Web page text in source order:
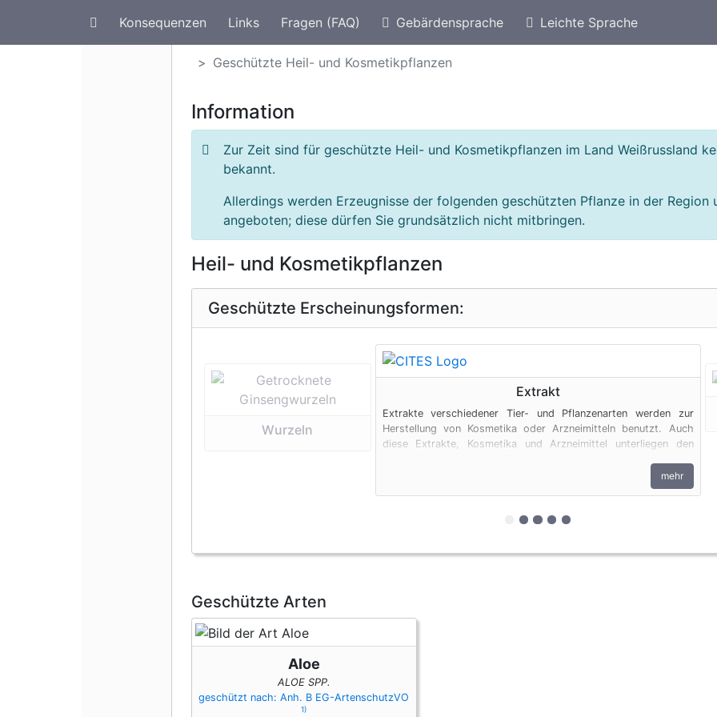
Konsequenzen Links Fragen (FAQ) Gebärdensprache Leichte Sprache
Geschützte Heil- und Kosmetikpflanzen
Information
Zur Zeit sind für geschützte Heil- und Kosmetikpflanzen im Land Weißrussland
bekannt.
Allerdings werden Erzeugnisse der folgenden geschützten Pflanze in der Region
angeboten; diese dürfen Sie grundsätzlich nicht mitbringen.
Heil- und Kosmetikpflanzen
Geschützte Erscheinungsformen:
Vorherige geschützte Erscheinungsform
Wurzeln
Extrakt
Extrakte verschiedener Tier- und Pflanzenarten werden zur
Herstellung von Kosmetika oder Arzneimitteln benutzt. Auch
diese Extrakte, Kosmetika und Arzneimittel unterliegen den
mehr
zur 1. geschützten
zur 2. geschützten
zur 3. geschützten
zur 4. geschützten
zur 5. geschützten
Geschützte Arten
Aloe
ALOE SPP.
geschützt nach: Anh. B EG-ArtenschutzVO
1)